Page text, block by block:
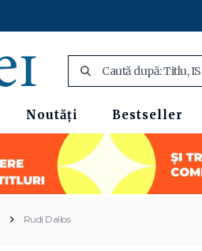
Noutăți Bestseller
Rudi Dallos